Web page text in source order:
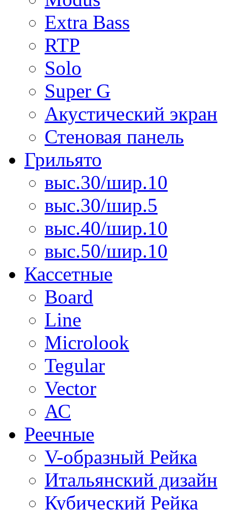
Extra Bass
RTP
Solo
Super G
Акустический экран
Стеновая панель
Грильято
выс.30/шир.10
выс.30/шир.5
выс.40/шир.10
выс.50/шир.10
Кассетные
Board
Line
Microlook
Tegular
Vector
АС
Реечные
V-образный Рейка
Итальянский дизайн
Кубический Рейка